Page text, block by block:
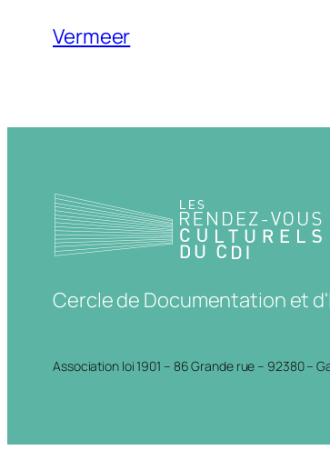
Vermeer
Cercle de Documentation et
Association loi 1901 – 86 Grande rue – 92380 –